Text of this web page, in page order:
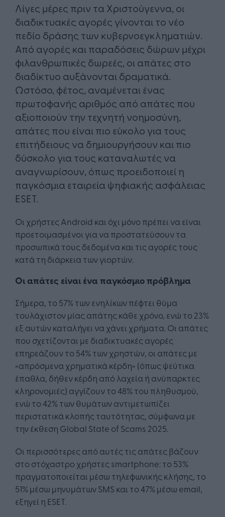
Λίγες μέρες πριν τα Χριστούγεννα, οι
διαδικτυακές αγορές γίνονται το νέο
πεδίο δράσης των κυβερνοεγκληματιών.
Από αγορές και παραδόσεις δώρων μέχρι
φιλανθρωπικές δωρεές, οι απάτες στο
διαδίκτυο αυξάνονται δραματικά.
Ωστόσο, φέτος, αναμένεται ένας
πρωτοφανής αριθμός από απάτες που
αξιοποιούν την τεχνητή νοημοσύνη,
απάτες που είναι πιο εύκολο για τους
επιτήδειους να δημιουργήσουν και πιο
δύσκολο για τους καταναλωτές να
αναγνωρίσουν, όπως προειδοποιεί η
παγκόσμια εταιρεία ψηφιακής ασφάλειας
ESET.
Οι χρήστες Android και όχι μόνο πρέπει να είναι
προετοιμασμένοι για να προστατεύσουν τα
προσωπικά τους δεδομένα και τις αγορές τους
κατά τη διάρκεια των γιορτών.
Οι απάτες είναι ένα παγκόσμιο πρόβλημα
Σήμερα, το 57% των ενηλίκων πέφτει θύμα
τουλάχιστον μίας απάτης κάθε χρόνο, ενώ το 23%
εξ αυτών καταλήγει να χάνει χρήματα. Οι απάτες
που σχετίζονται με διαδικτυακές αγορές
επηρεάζουν το 54% των χρηστών, οι απάτες με
«απρόσμενα χρηματικά κέρδη» (όπως ψεύτικα
έπαθλα, δήθεν κέρδη από λαχεία ή ανύπαρκτες
κληρονομιές) αγγίζουν το 48% του πληθυσμού,
ενώ το 42% των θυμάτων αντιμετωπίζει
περιστατικά κλοπής ταυτότητας, σύμφωνα με
την έκθεση Global State of Scams 2025.
Οι περισσότερες από αυτές τις απάτες βάζουν
στο στόχαστρο χρήστες smartphone: το 53%
πραγματοποιείται μέσω τηλεφωνικής κλήσης, το
51% μέσω μηνυμάτων SMS και το 47% μέσω email,
εξηγεί η ESET.